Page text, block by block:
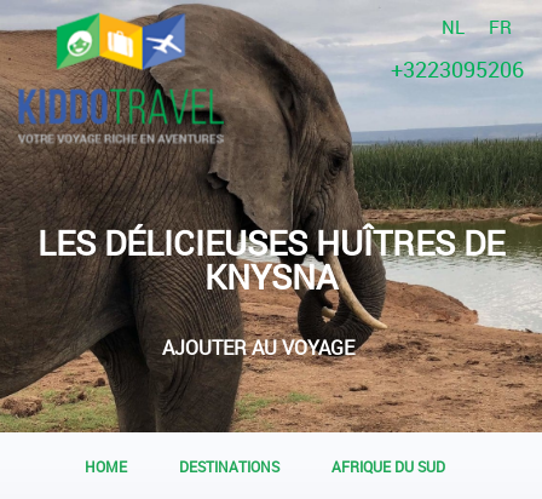
NL FR
+3223095206
LES DÉLICIEUSES HUÎTRES DE
KNYSNA
AJOUTER AU VOYAGE
HOME DESTINATIONS AFRIQUE DU SUD